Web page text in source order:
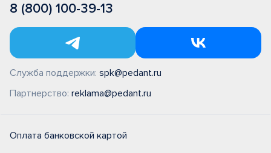
8 (800) 100-39-13
Служба поддержки: spk@pedant.ru
Партнерство: reklama@pedant.ru
Оплата банковской картой